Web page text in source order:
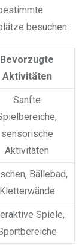
besuchen:
Bevorzugte
Aktivitäten
Sanfte
sensorische
Aktivitäten
Bällebad,
Kletterwände
Spiele,